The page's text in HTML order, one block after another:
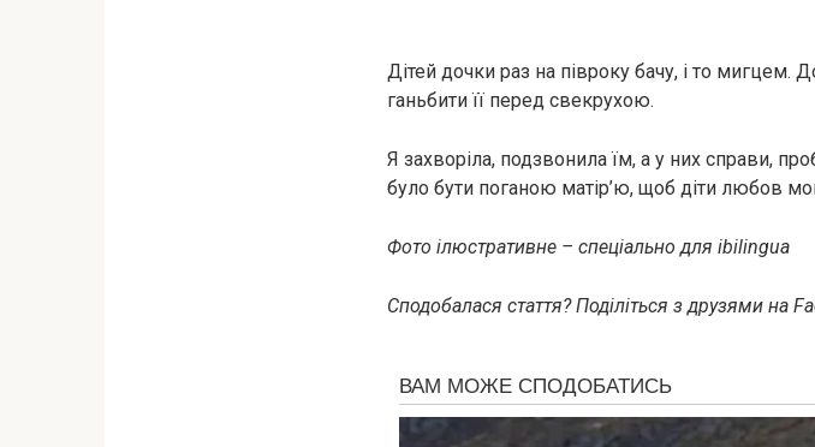
Дітей дочки раз на півроку бачу, і то мигцем.
ганьбити її перед свекрухою.
Я захворіла, подзвонила їм, а у них справи,
було бути поганою матір’ю, щоб діти любов
Фото ілюстративне – спеціально для ibilingua
Сподобалася стаття? Поділіться з друзями на